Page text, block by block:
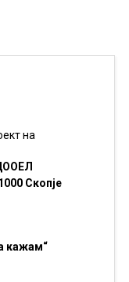
на
Скопје
кажам“